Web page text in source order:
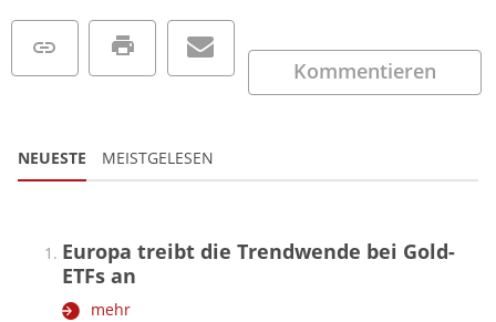
Kommentieren
NEUESTE MEISTGELESEN
Europa treibt die Trendwende bei Gold-
ETFs an
mehr